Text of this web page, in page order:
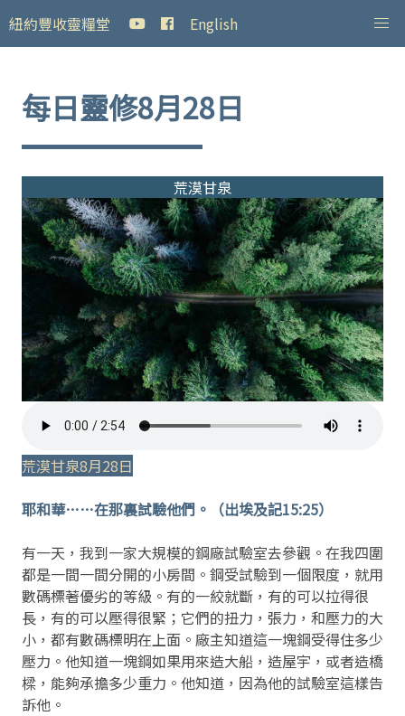
紐約豐收靈糧堂 English
每日靈修8月28日
荒漠甘泉
荒漠甘泉8月28日
耶和華……在那裏試驗他們。（出埃及記15:25）
有一天，我到一家大規模的鋼廠試驗室去參觀。在我四圍
都是一間一間分開的小房間。鋼受試驗到一個限度，就用
數碼標著優劣的等級。有的一絞就斷，有的可以拉得很
長，有的可以壓得很緊；它們的扭力，張力，和壓力的大
小，都有數碼標明在上面。廠主知道這一塊鋼受得住多少
壓力。他知道一塊鋼如果用來造大船，造屋宇，或者造橋
樑，能夠承擔多少重力。他知道，因為他的試驗室這樣告
訴他。